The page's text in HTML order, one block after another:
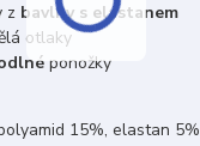
z bavlny s elastanem
otlaky
ponožky
15%, elastan 5%